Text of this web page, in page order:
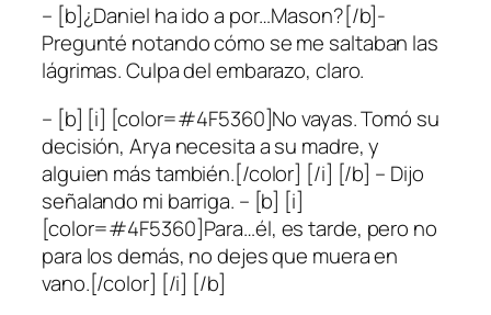
– [b]¿Daniel ha ido a por…Mason?[/b]-
Pregunté notando cómo se me saltaban las
lágrimas. Culpa del embarazo, claro.
– [b] [i] [color=#4F5360]No vayas. Tomó su
decisión, Arya necesita a su madre, y
alguien más también.[/color] [/i] [/b] – Dijo
señalando mi barriga. – [b] [i]
[color=#4F5360]Para…él, es tarde, pero no
para los demás, no dejes que muera en
vano.[/color] [/i] [/b]